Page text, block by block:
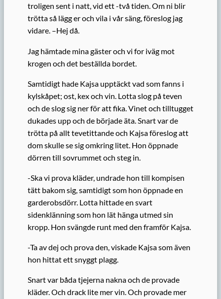
troligen sent i natt, vid ett -två tiden. Om ni blir
trötta så lägg er och vila i vår säng, föreslog jag
vidare. –Hej då.
Jag hämtade mina gäster och vi for iväg mot
krogen och det beställda bordet.
Samtidigt hade Kajsa upptäckt vad som fanns i
kylskåpet; ost, kex och vin. Lotta slog på teven
och de slog sig ner för att fika. Vinet och tilltugget
dukades upp och de började äta. Snart var de
trötta på allt tevetittande och Kajsa föreslog att
dom skulle se sig om­kring litet. Hon öppnade
dörren till sovrummet och steg in.
-Ska vi prova kläder, undrade hon till kompisen
tätt bakom sig, sam­tidigt som hon öppnade en
garderobsdörr. Lotta hittade en svart
sidenklänning som hon lät hänga utmed sin
kropp. Hon svängde runt med den framför Kajsa.
-Ta av dej och prova den, viskade Kajsa som även
hon hittat ett snyggt plagg.
Snart var båda tjejerna nakna och de provade
kläder. Och drack lite mer vin. Och provade mer